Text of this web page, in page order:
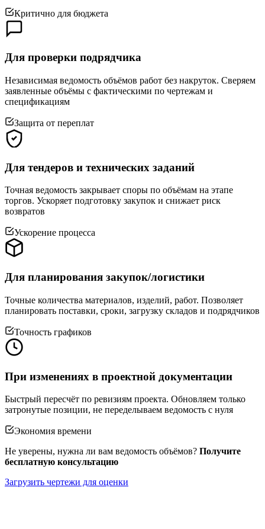
Критично для бюджета
Для проверки подрядчика
Независимая ведомость объёмов работ без накруток. Сверяем
заявленные объёмы с фактическими по чертежам и
спецификациям
Защита от переплат
Для тендеров и технических заданий
Точная ведомость закрывает споры по объёмам на этапе
торгов. Ускоряет подготовку закупок и снижает риск
возвратов
Ускорение процесса
Для планирования закупок/логистики
Точные количества материалов, изделий, работ. Позволяет
планировать поставки, сроки, загрузку складов и подрядчиков
Точность графиков
При изменениях в проектной документации
Быстрый пересчёт по ревизиям проекта. Обновляем только
затронутые позиции, не переделываем ведомость с нуля
Экономия времени
Не уверены, нужна ли вам ведомость объёмов? Получите
бесплатную консультацию
Загрузить чертежи для оценки